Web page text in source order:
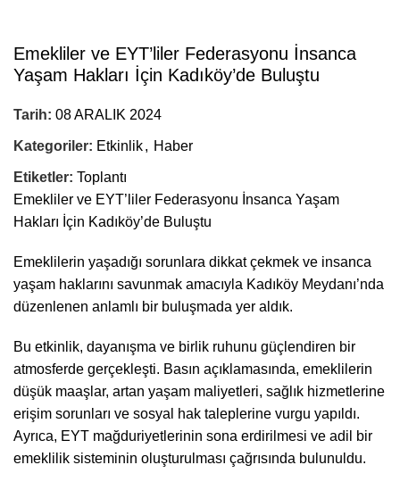
Emekliler ve EYT’liler Federasyonu İnsanca
Yaşam Hakları İçin Kadıköy’de Buluştu
Tarih: 08 ARALIK 2024
Kategoriler: Etkinlik, Haber
Etiketler: Toplantı
Emekliler ve EYT’liler Federasyonu İnsanca Yaşam
Hakları İçin Kadıköy’de Buluştu
Emeklilerin yaşadığı sorunlara dikkat çekmek ve insanca
yaşam haklarını savunmak amacıyla Kadıköy Meydanı’nda
düzenlenen anlamlı bir buluşmada yer aldık.
Bu etkinlik, dayanışma ve birlik ruhunu güçlendiren bir
atmosferde gerçekleşti. Basın açıklamasında, emeklilerin
düşük maaşlar, artan yaşam maliyetleri, sağlık hizmetlerine
erişim sorunları ve sosyal hak taleplerine vurgu yapıldı.
Ayrıca, EYT mağduriyetlerinin sona erdirilmesi ve adil bir
emeklilik sisteminin oluşturulması çağrısında bulunuldu.